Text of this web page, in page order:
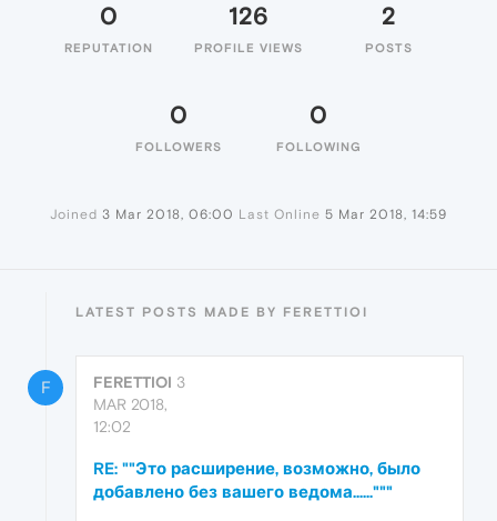
0
REPUTATION
126
PROFILE VIEWS
2
POSTS
0
FOLLOWERS
0
FOLLOWING
Joined 3 Mar 2018, 06:00 Last Online 5 Mar 2018, 14:59
LATEST POSTS MADE BY FERETTIOI
F FERETTIOI 3
MAR 2018,
12:02
RE: ""Это расширение, возможно, было
добавлено без вашего ведома......"""